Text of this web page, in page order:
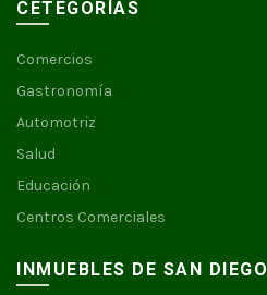
CETEGORÍAS
Comercios
Gastronomía
Automotriz
Salud
Educación
Centros Comerciales
INMUEBLES DE SAN DIEGO